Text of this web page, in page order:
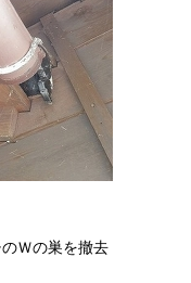
Ｗの巣を撤去